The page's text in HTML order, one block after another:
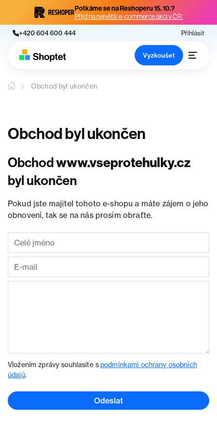
Potkáme se na Reshoperu 15. 10.?
Přijď na největší e-commerce akci v ČR.
+420 604 600 444 Přihlásit
Vyzkoušet
Obchod byl ukončen
Obchod byl ukončen
Obchodwww.vseprotehulky.cz
byl ukončen
Pokud jste majitel tohoto e-shopu a máte zájem o jeho
obnovení, tak se na nás prosím obraťte.
Vložením zprávy souhlasíte spodmínkami ochrany osobních
údajů.
Odeslat